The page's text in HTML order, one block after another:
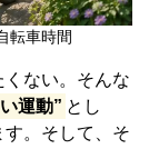
転車時間
ない。そんな
運動” とし
。そして、そ